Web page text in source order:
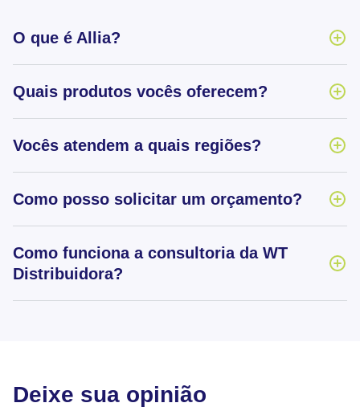
O que é Allia?
Quais produtos vocês oferecem?
Vocês atendem a quais regiões?
Como posso solicitar um orçamento?
Como funciona a consultoria da WT
Distribuidora?
Deixe sua opinião